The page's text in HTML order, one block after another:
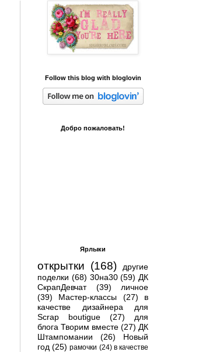
Follow this blog with bloglovin
Добро пожаловать!
Ярлыки
открытки (168)
другие
поделки (68) 30на30 (59) ДК
СкрапДевчат
(39)
личное
(39)
Мастер-классы (27)
в
качестве дизайнера для
Scrap boutigue
(27)
для
блога Творим вместе (27) ДК
Штампомании
(26)
Новый
год (25) рамочки (24) в качестве